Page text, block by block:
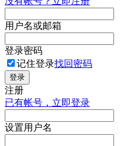
用户名或邮箱
登录密码
记住登录找回密码
登录
注册
已有帐号，立即登录
设置用户名